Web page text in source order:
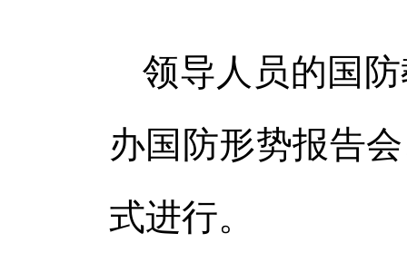
领导人员的国
办国防形势报告
式进行。